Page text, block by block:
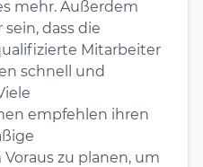
mehr. Außerdem
dass die
Mitarbeiter
schnell und
empfehlen ihren
zu planen, um